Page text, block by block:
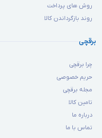
روش های پرداخت
روند بازگرداندن کالا
برقچی
چرا برقچی
حریم خصوصی
مجله برقچی
تامین کالا
درباره ما
تماس با ما